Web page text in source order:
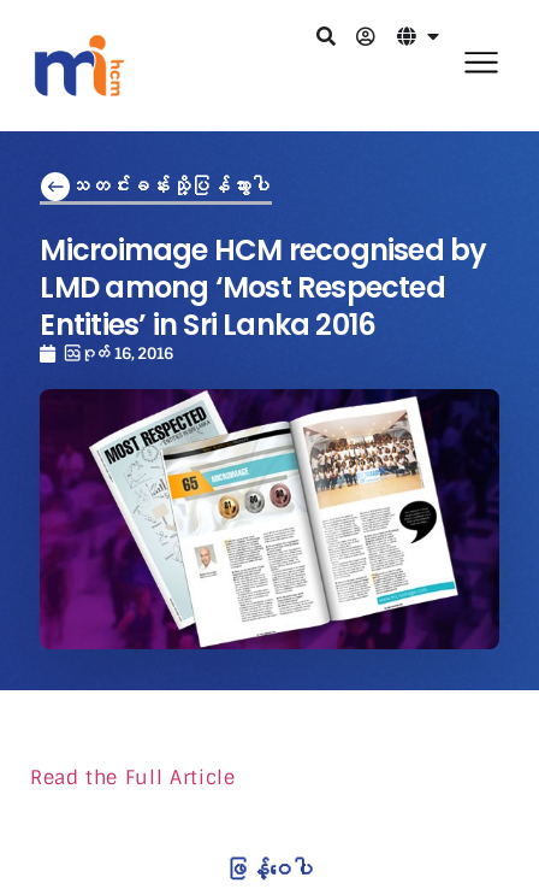
သတင်းခန်းသို့ပြန်သွားပါ
Microimage HCM recognised by
LMD among ‘Most Respected
Entities’ in Sri Lanka 2016
ဩဂုတ် 16, 2016
Read the Full Article
ဖြန့်ဝေပါ